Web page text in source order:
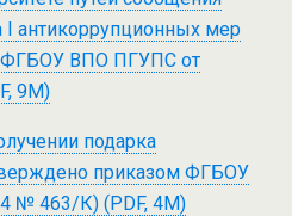
I антикоррупционных мер
ФГБОУ ВПО ПГУПС от
9M)
подарка
приказом ФГБОУ
№ 463/К) (PDF, 4M)